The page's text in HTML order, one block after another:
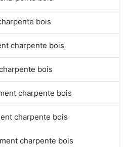
bois
charpente bois
bois
charpente bois
charpente bois
charpente bois